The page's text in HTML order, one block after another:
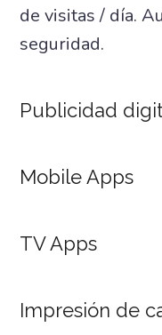
de visitas / día.
seguridad.
Publicidad
Mobile Apps
TV Apps
Impresión de